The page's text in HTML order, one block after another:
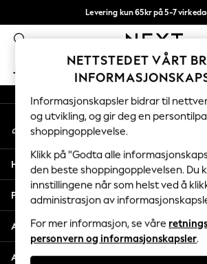
Levering kun 65kr på 5-7
Vi betaler alle tollavgifter
JENTER GUTTER BABY
GIRLS
New In
50 - 92cm
98 - 110cm
116 - 134cm
140 - 174cm
Trending: Top & Short Sets
Trending: Clogs
Toy Story
THE SET
An error occurred on client
Våre sosiale nettverk
Min konto
Logg inn på kontoen din
Hjelp
Personvern & Juridisk
Avdelinger
Andre tjenester
NETTSTEDET VÅRT
Informasjonskapsler bidrar til
og utvikling, og gir deg en
shoppingopplevelse.
Klikk på "Godta alle
den beste shoppingopplevelsen. Du
innstillingene når som helst ved å
administrasjon av
For mer informasjon, se våre
personvern og informasjonskapsler.